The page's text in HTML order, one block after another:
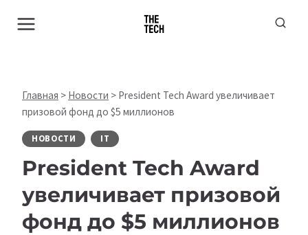
Главная > Новости > President Tech Award увеличивает
призовой фонд до $5 миллионов
НОВОСТИ IT
President Tech Award
увеличивает призовой
фонд до $5 миллионов